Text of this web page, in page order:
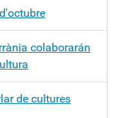
colaborarán
de cultures